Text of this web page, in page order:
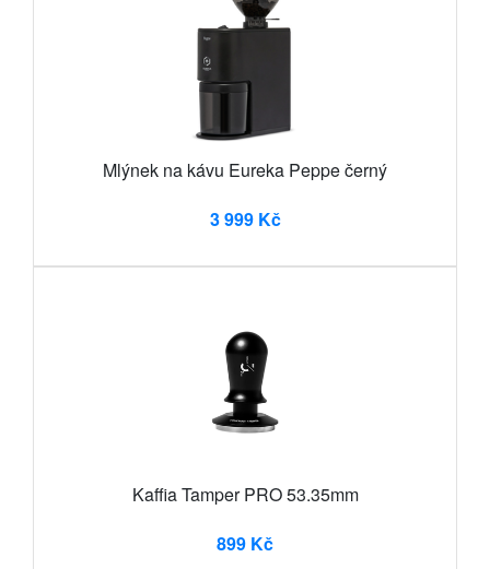
Mlýnek na kávu Eureka Peppe černý
3 999 Kč
Kaffia Tamper PRO 53.35mm
899 Kč